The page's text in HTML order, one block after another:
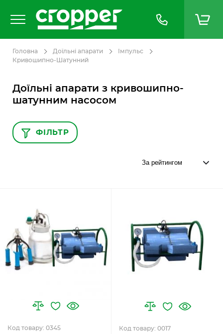
Головна Доїльні апарати
Імпульс
Кривошипно-Шатунний
Доїльні апарати з кривошипно-
шатунним насосом
Код товару: 0345
Код товару: 0017
ФІЛЬТР